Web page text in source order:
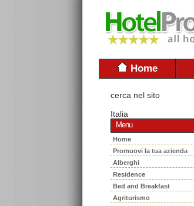
Home
cerca nel sito
Italia
Menu
Home
Promuovi la tua azienda
Alberghi
Residence
Bed and Breakfast
Agriturismo